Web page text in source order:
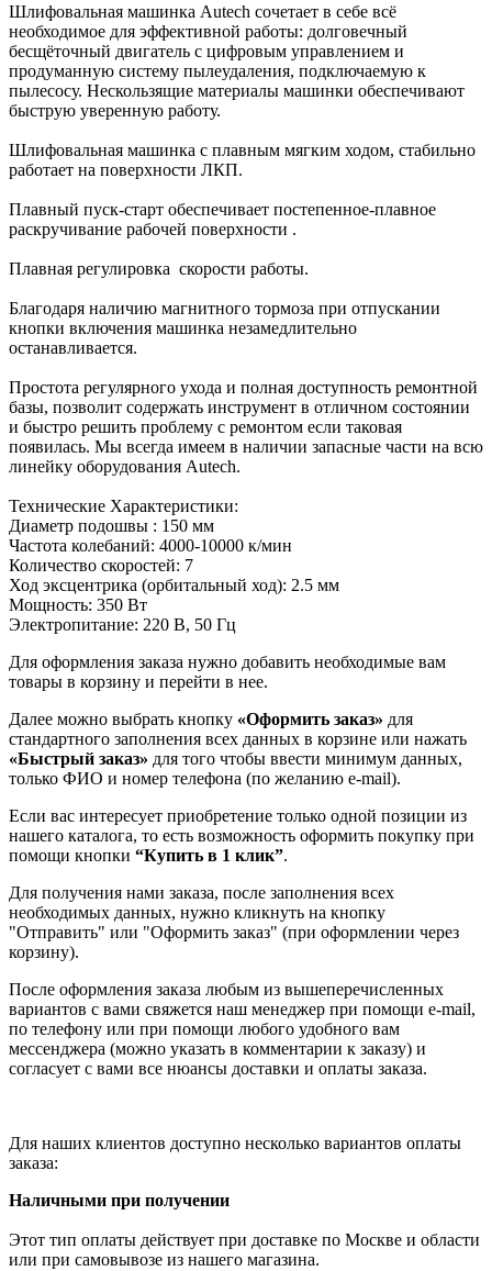
Шлифовальная машинка Autech сочетает в себе всё
необходимое для эффективной работы: долговечный
бесщёточный двигатель с цифровым управлением и
продуманную систему пылеудаления, подключаемую к
пылесосу. Нескользящие материалы машинки обеспечивают
быструю уверенную работу.
Шлифовальная машинка с плавным мягким ходом, стабильно
работает на поверхности ЛКП.
Плавный пуск-старт обеспечивает постепенное-плавное
раскручивание рабочей поверхности .
Плавная регулировка скорости работы.
Благодаря наличию магнитного тормоза при отпускании
кнопки включения машинка незамедлительно
останавливается.
Простота регулярного ухода и полная доступность ремонтной
базы, позволит содержать инструмент в отличном состоянии
и быстро решить проблему с ремонтом если таковая
появилась. Мы всегда имеем в наличии запасные части на всю
линейку оборудования Autech.
Технические Характеристики:
Диаметр подошвы : 150 мм
Частота колебаний: 4000-10000 к/мин
Количество скоростей: 7
Ход эксцентрика (орбитальный ход): 2.5 мм
Мощность: 350 Вт
Электропитание: 220 В, 50 Гц
Для оформления заказа нужно добавить необходимые вам
товары в корзину и перейти в нее.
Далее можно выбрать кнопку «Оформить заказ» для
стандартного заполнения всех данных в корзине или нажать
«Быстрый заказ» для того чтобы ввести минимум данных,
только ФИО и номер телефона (по желанию e-mail).
Если вас интересует приобретение только одной позиции из
нашего каталога, то есть возможность оформить покупку при
помощи кнопки “Купить в 1 клик”.
Для получения нами заказа, после заполнения всех
необходимых данных, нужно кликнуть на кнопку
"Отправить" или "Оформить заказ" (при оформлении через
корзину).
После оформления заказа любым из вышеперечисленных
вариантов с вами свяжется наш менеджер при помощи e-mail,
по телефону или при помощи любого удобного вам
мессенджера (можно указать в комментарии к заказу) и
согласует с вами все нюансы доставки и оплаты заказа.
Для наших клиентов доступно несколько вариантов оплаты
заказа:
Наличными при получении
Этот тип оплаты действует при доставке по Москве и области
или при самовывозе из нашего магазина.